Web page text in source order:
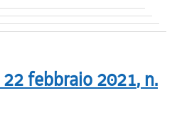
22 febbraio 2021, n.